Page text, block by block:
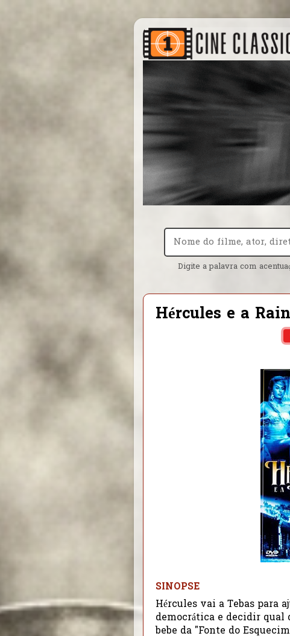
Digite a palavra com
Hércules e a
SINOPSE
Hércules vai a Tebas para
democrática e decidir qual
bebe da "Fonte do